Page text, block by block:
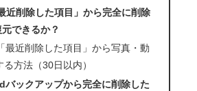
近削除した項目」から完全に削除
できるか？
最近削除した項目」から写真・動
方法（30日以内）
ックアップから完全に削除した